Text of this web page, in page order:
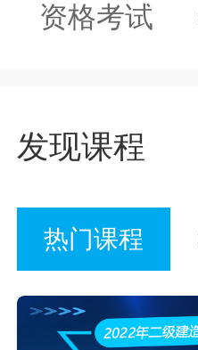
资格考试
发现课程
热门课程